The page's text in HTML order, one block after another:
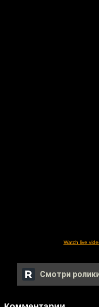
Watch live
Смотри